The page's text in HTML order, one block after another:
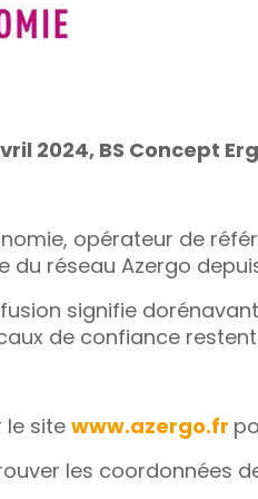
2024, BS Concept
opérateur de
du réseau Azergo
signifie
de confiance
le site www.azergo.fr
les coordonnées